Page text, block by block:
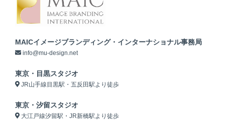
MAICイメージブランディング・インターナショナル事務局
info@mu-design.net
東京・目黒スタジオ
JR山手線目黒駅・五反田駅より徒歩
東京・汐留スタジオ
大江戸線汐留駅・JR新橋駅より徒歩